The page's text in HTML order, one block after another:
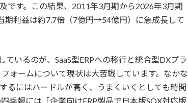
です。この結果、2011年3月期から2026年3月期
利益は約7.7倍（7億円→54億円）に急成長して
いるのが、SaaS型ERPへの移行と統合型DXプラ
ォームについて現状は大苦戦しています。なかな
るにはハードルが高く、うまくいくとしても時間
季報には「企業向けERP製品で日本版SOX対応版